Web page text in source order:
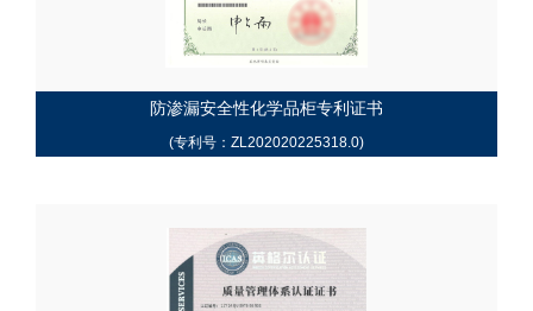
防渗漏安全性化学品柜专利证书
(专利号：ZL202020225318.0)